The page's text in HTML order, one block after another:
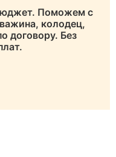
конструкции
Поможем с
колодец,
договору. Без